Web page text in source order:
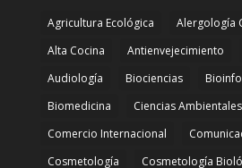
Agricultura Ecológica
Alergología
Alta Cocina
Antienvejecimiento
Audiología
Biociencias
Biomedicina
Ciencias Ambientales
Comercio Internacional
Cosmetología
Cosmetología